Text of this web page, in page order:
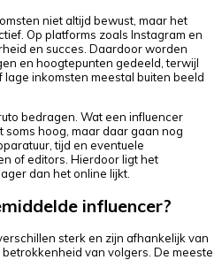
niet altijd bewust, maar het
Op platforms zoals Instagram en
en succes. Daardoor worden
en hoogtepunten gedeeld, terwijl
inkomsten meestal buiten beeld
bedragen. Wat een influencer
hoog, maar daar gaan nog
tijd en eventuele
of editors. Hierdoor ligt het
dan het online lijkt.
influencer?
sterk en zijn afhankelijk van
van volgers. De meeste